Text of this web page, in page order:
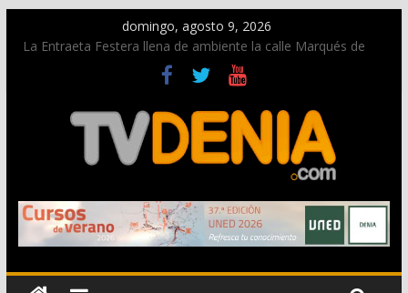
domingo, agosto 9, 2026
La Entraeta Festera llena de ambiente la calle Marqués de
Campo con la recepción a la Capitanía Cristiana
Dos personas fallecen en un grave accidente en la N-332
entre Benissa y Calp
Una nueva oportunidad para donar sangre en Cruz Roja
El bando moro protagonista en la Segunda Entraeta Festera
Paco Adsuar dona al Arxiu de Dénia más de 50.000 imágenes
de la memoria visual de la ciudad